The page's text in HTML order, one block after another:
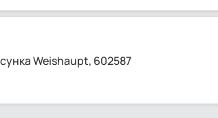
Weishaupt, 602587